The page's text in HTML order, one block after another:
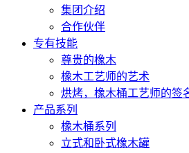
集团介绍
合作伙伴
专有技能
尊贵的橡木
橡木工艺师的艺术
烘烤，橡木桶工艺师的签
产品系列
橡木桶系列
立式和卧式橡木罐